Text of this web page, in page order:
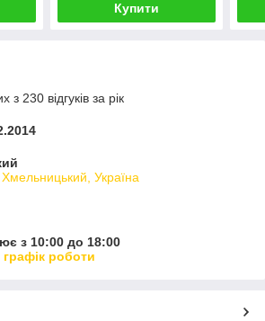
Купити
з 230 відгуків за рік
Хмельницький, Україна
з 10:00 до 18:00
роботи